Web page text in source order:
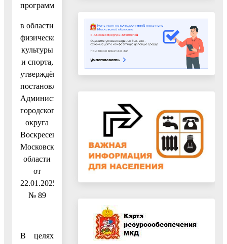
программы
в области
физической
культуры
и спорта,
утверждённое
постановлением
Администрации
городского
округа
Воскресенск
Московской
области
от
22.01.2025
№ 89
В целях